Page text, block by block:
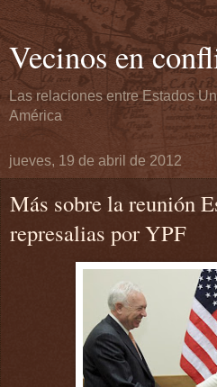
Vecinos en
Las relaciones entre Estados
América
jueves, 19 de abril de 2012
Más sobre la reunión
represalias por YPF